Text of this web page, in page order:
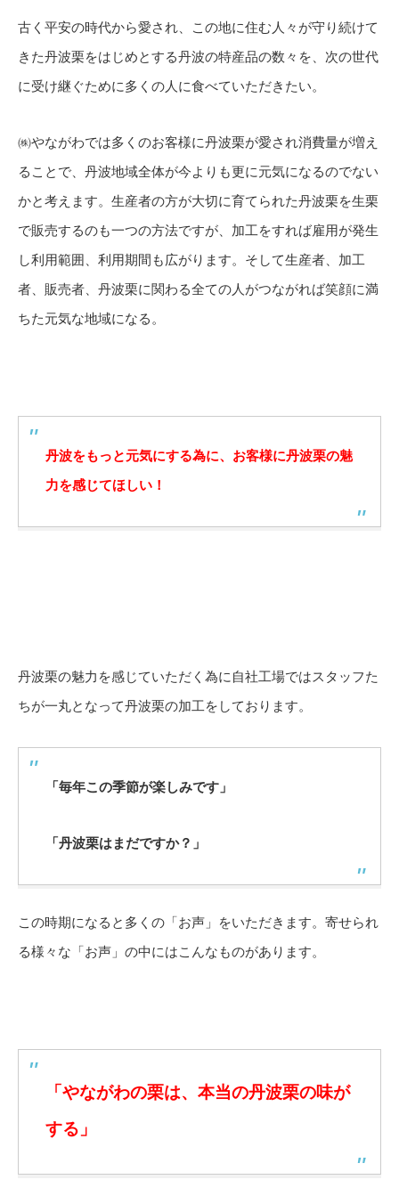
古く平安の時代から愛され、この地に住む人々が守り続けて
きた丹波栗をはじめとする丹波の特産品の数々を、次の世代
に受け継ぐために多くの人に食べていただきたい。
㈱やながわでは多くのお客様に丹波栗が愛され消費量が増え
ることで、丹波地域全体が今よりも更に元気になるのでない
かと考えます。生産者の方が大切に育てられた丹波栗を生栗
で販売するのも一つの方法ですが、加工をすれば雇用が発生
し利用範囲、利用期間も広がります。そして生産者、加工
者、販売者、丹波栗に関わる全ての人がつながれば笑顔に満
ちた元気な地域になる。
丹波をもっと元気にする為に、お客様に丹波栗の魅
力を感じてほしい！
丹波栗の魅力を感じていただく為に自社工場ではスタッフた
ちが一丸となって丹波栗の加工をしております。
「毎年この季節が楽しみです」
「丹波栗はまだですか？」
この時期になると多くの「お声」をいただきます。寄せられ
る様々な「お声」の中にはこんなものがあります。
「やながわの栗は、本当の丹波栗の味が
する」